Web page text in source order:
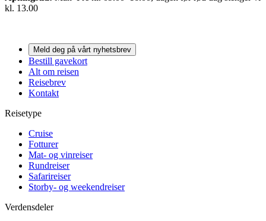
kl. 13.00
Meld deg på vårt nyhetsbrev
Bestill gavekort
Alt om reisen
Reisebrev
Kontakt
Reisetype
Cruise
Fotturer
Mat- og vinreiser
Rundreiser
Safarireiser
Storby- og weekendreiser
Verdensdeler